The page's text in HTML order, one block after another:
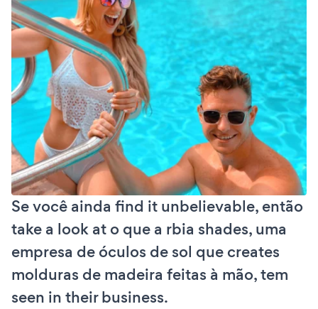
Se você ainda find it unbelievable, então
take a look at o que a rbia shades, uma
empresa de óculos de sol que creates
molduras de madeira feitas à mão, tem
seen in their business.